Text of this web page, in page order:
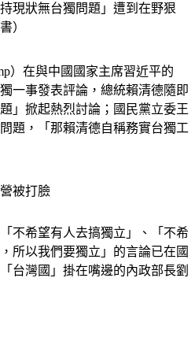
現狀無台獨問題」遭到在野狠
）
）在與中國國家主席習近平的
一事發表評論，總統賴清德隨即
」掀起熱烈討論；國民黨立委王
題，「那賴清德自稱務實台獨工
被打臉
不希望有人去搞獨立」、「不希
所以我們要獨立」的言論已在國
台灣國」掛在嘴邊的內政部長劉